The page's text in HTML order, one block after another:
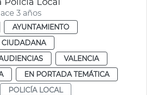
3 años
AYUNTAMIENTO
VALENCIA
EN PORTADA TEMÁTICA
POLICÍA LOCAL